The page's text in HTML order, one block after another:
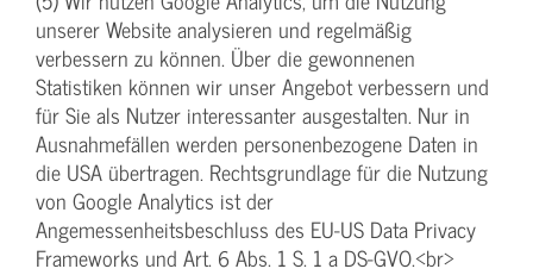
unserer Website analysieren und regelmäßig
verbessern zu können. Über die gewonnenen
Statistiken können wir unser Angebot verbessern und
für Sie als Nutzer interessanter ausgestalten. Nur in
Ausnahmefällen werden personenbezogene Daten in
die USA übertragen. Rechtsgrundlage für die Nutzung
von Google Analytics ist der
Angemessenheitsbeschluss des EU-US Data Privacy
Frameworks und Art. 6 Abs. 1 S. 1 a DS-GVO.<br>